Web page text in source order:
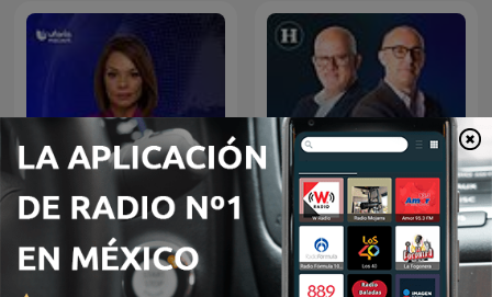
Noticias Univision
Julio Patán y Juan Ignacio
Zavala en El Heraldo Radio